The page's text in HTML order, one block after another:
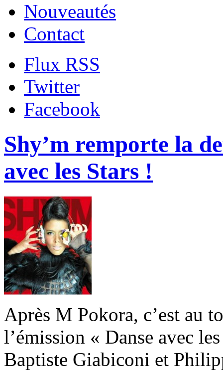
Nouveautés
Contact
Flux RSS
Twitter
Facebook
Shy’m remporte la
avec les Stars !
Après M Pokora, c’est au
l’émission « Danse avec
Baptiste Giabiconi et